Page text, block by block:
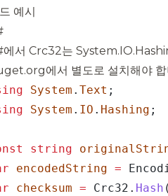
예시
에서 Crc32는
에서 별도로 설치해야
System . Text
System . IO . Hashing
string
encodedString =
checksum = Crc32. Hash